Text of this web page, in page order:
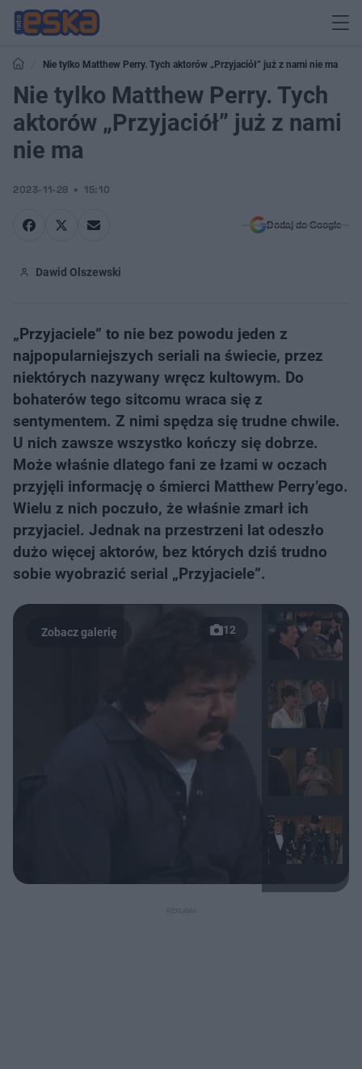
Nie tylko Matthew Perry. Tych aktorów „Przyjaciół” już z nami nie ma
Nie tylko Matthew Perry. Tych
aktorów „Przyjaciół” już z nami
nie ma
2023-11-28 15:10
Dodaj do Google
Dawid Olszewski
„Przyjaciele” to nie bez powodu jeden z
najpopularniejszych seriali na świecie, przez
niektórych nazywany wręcz kultowym. Do
bohaterów tego sitcomu wraca się z
sentymentem. Z nimi spędza się trudne chwile.
U nich zawsze wszystko kończy się dobrze.
Może właśnie dlatego fani ze łzami w oczach
przyjęli informację o śmierci Matthew Perry’ego.
Wielu z nich poczuło, że właśnie zmarł ich
przyjaciel. Jednak na przestrzeni lat odeszło
dużo więcej aktorów, bez których dziś trudno
sobie wyobrazić serial „Przyjaciele”.
12